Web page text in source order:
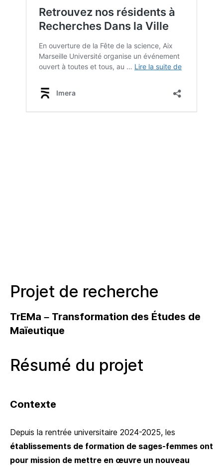
Projet de recherche
TrEMa – Transformation des Études de
Maïeutique
Résumé du projet
Contexte
Depuis la rentrée universitaire 2024-2025, les
établissements de formation de sages-femmes ont
pour mission de mettre en œuvre un nouveau